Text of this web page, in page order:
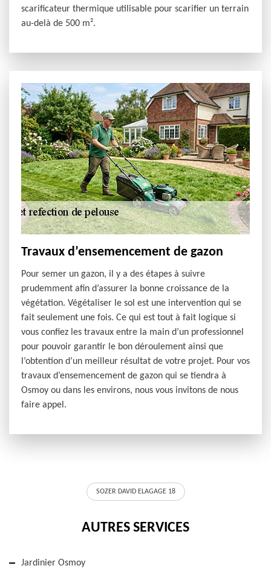
scarificateur thermique utilisable pour scarifier un terrain
au-delà de 500 m².
Travaux d’ensemencement de gazon
Pour semer un gazon, il y a des étapes à suivre
prudemment afin d’assurer la bonne croissance de la
végétation. Végétaliser le sol est une intervention qui se
fait seulement une fois. Ce qui est tout à fait logique si
vous confiez les travaux entre la main d’un professionnel
pour pouvoir garantir le bon déroulement ainsi que
l’obtention d’un meilleur résultat de votre projet. Pour vos
travaux d’ensemencement de gazon qui se tiendra à
Osmoy ou dans les environs, nous vous invitons de nous
faire appel.
SOZER DAVID ELAGAGE 18
AUTRES SERVICES
Jardinier Osmoy